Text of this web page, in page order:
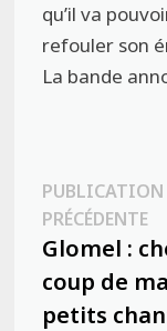
qu’il va
refouler son
La bande
Navigation
de
l’article
PUBLICATION
PRÉCÉDENTE
Glomel :
coup de
petits